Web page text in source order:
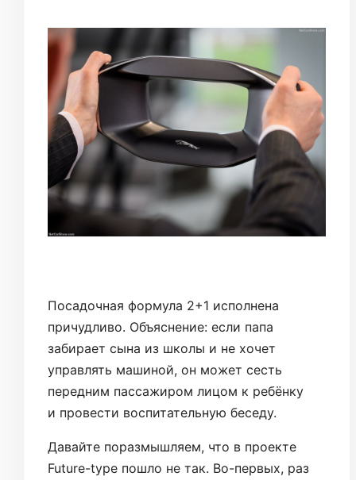
Посадочная формула 2+1 исполнена
причудливо. Объяснение: если папа
забирает сына из школы и не хочет
управлять машиной, он может сесть
передним пассажиром лицом к ребёнку
и провести воспитательную беседу.
Давайте поразмышляем, что в проекте
Future-type пошло не так. Во-первых, раз